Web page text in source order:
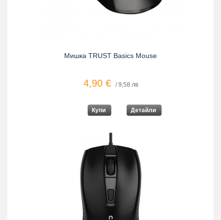
Мишка TRUST Basics Mouse
4,90 € / 9,58 лв
Купи Детайли